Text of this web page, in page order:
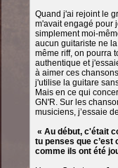
Quand j'ai rejoint le
m'avait engagé pour
simplement moi-
aucun guitariste ne
même riff, on pourra
authentique et
à aimer ces
j'utilise la guitare
Mais en ce qui
GN'R. Sur les
musiciens, j’essaie
« Au début, c'était
tu penses que c’est
comme ils ont été